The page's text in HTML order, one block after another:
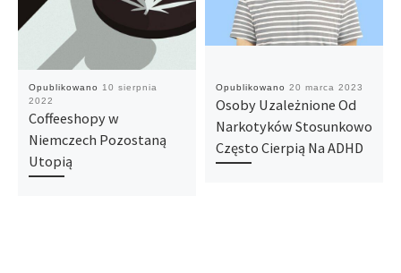
Opublikowano
10 sierpnia
2022
Coffeeshopy w
Niemczech Pozostaną
Utopią
Opublikowano 20 marca 2023
Osoby Uzależnione Od
Narkotyków Stosunkowo
Często Cierpią Na ADHD